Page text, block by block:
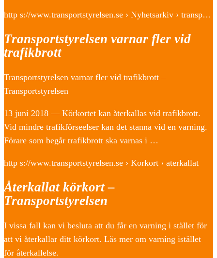
http s://www.transportstyrelsen.se › Nyhetsarkiv › transp…
Transportstyrelsen varnar fler vid
trafikbrott
Transportstyrelsen varnar fler vid trafikbrott –
Transportstyrelsen
13 juni 2018 — Körkortet kan återkallas vid trafikbrott.
Vid mindre trafikförseelser kan det stanna vid en varning.
Förare som begår trafikbrott ska varnas i …
http s://www.transportstyrelsen.se › Korkort › aterkallat
Återkallat körkort –
Transportstyrelsen
I vissa fall kan vi besluta att du får en varning i stället för
att vi återkallar ditt körkort. Läs mer om varning istället
för återkallelse.